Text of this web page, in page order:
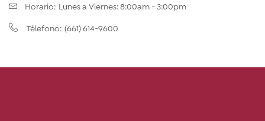
Horario: Lunes a Viernes: 8:00am - 3:00pm
Télefono: (661) 614-9600